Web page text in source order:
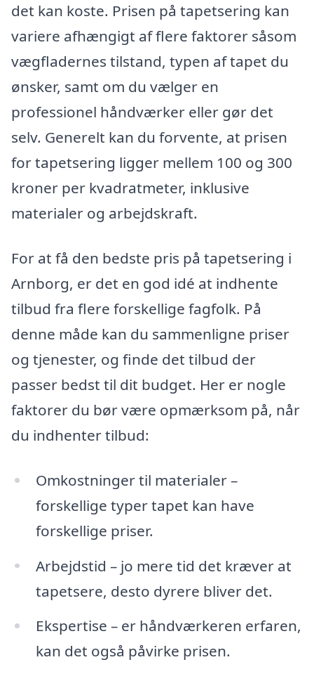
det kan koste. Prisen på tapetsering kan
variere afhængigt af flere faktorer såsom
vægfladernes tilstand, typen af tapet du
ønsker, samt om du vælger en
professionel håndværker eller gør det
selv. Generelt kan du forvente, at prisen
for tapetsering ligger mellem 100 og 300
kroner per kvadratmeter, inklusive
materialer og arbejdskraft.
For at få den bedste pris på tapetsering i
Arnborg, er det en god idé at indhente
tilbud fra flere forskellige fagfolk. På
denne måde kan du sammenligne priser
og tjenester, og finde det tilbud der
passer bedst til dit budget. Her er nogle
faktorer du bør være opmærksom på, når
du indhenter tilbud:
Omkostninger til materialer –
forskellige typer tapet kan have
forskellige priser.
Arbejdstid – jo mere tid det kræver at
tapetsere, desto dyrere bliver det.
Ekspertise – er håndværkeren erfaren,
kan det også påvirke prisen.